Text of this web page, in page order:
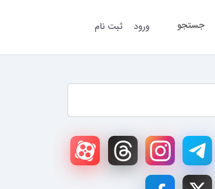
جستجو ورود ثبت نام